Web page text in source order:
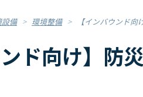
設備 > 環境整備 > 【インバウンド向
ンド向け】防